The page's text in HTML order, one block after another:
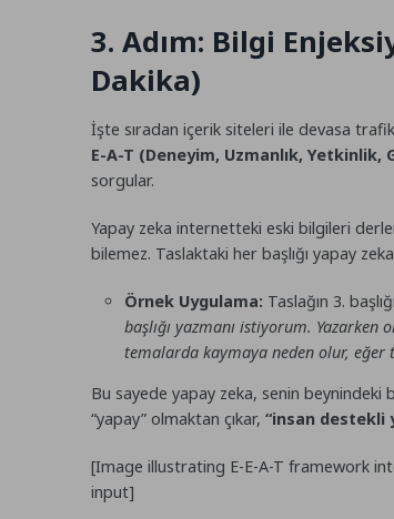
3. Adım: Bilgi
Dakika)
İşte sıradan içerik siteleri ile devasa
E-A-T (Deneyim, Uzmanlık, Yetkinlik,
sorgular.
Yapay zeka internetteki eski bilgileri
bilemez. Taslaktaki her başlığı yapay
Örnek Uygulama: Taslağın 3.
başlığı yazmanı istiyorum. Yazarken
temalarda kaymaya neden olur, eğer
Bu sayede yapay zeka, senin beynindeki
“yapay” olmaktan çıkar, “insan destekli
[Image illustrating E-E-A-T framework
input]